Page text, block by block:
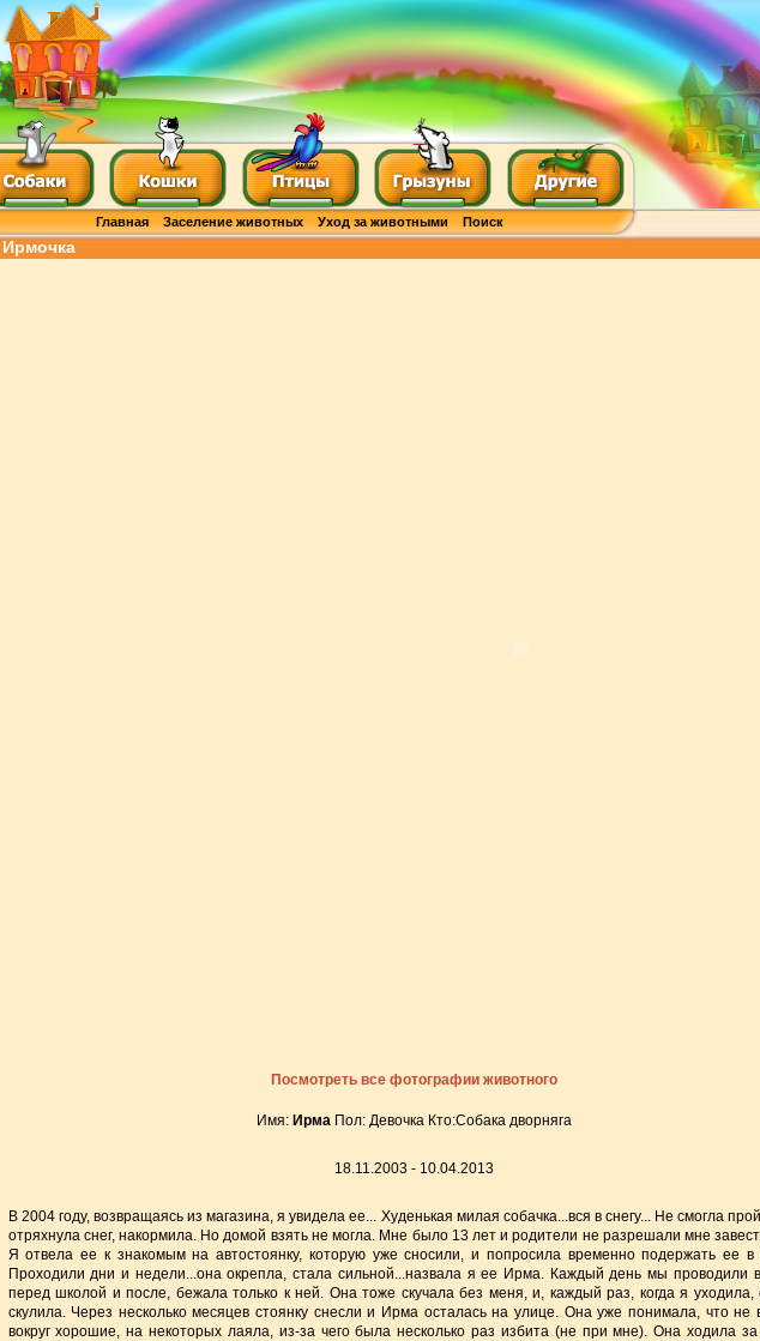
Главная Заселение животных Уход за животными Поиск
Ирмочка
Посмотреть все фотографии животного
Имя: Ирма Пол: Девочка Кто:Собака дворняга
18.11.2003 - 10.04.2013
В 2004 году, возвращаясь из магазина, я увидела ее... Худенькая милая собачка...вся в снегу... Не смогла
отряхнула снег, накормила. Но домой взять не могла. Мне было 13 лет и родители не разрешали мне
Я отвела ее к знакомым на автостоянку, которую уже сносили, и попросила временно подержать ее в
Проходили дни и недели...она окрепла, стала сильной...назвала я ее Ирма. Каждый день мы проводили
перед школой и после, бежала только к ней. Она тоже скучала без меня, и, каждый раз, когда я уходила,
скулила. Через несколько месяцев стоянку снесли и Ирма осталась на улице. Она уже понимала, что не
вокруг хорошие, на некоторых лаяла, из-за чего была несколько раз избита (не при мне). Она ходила